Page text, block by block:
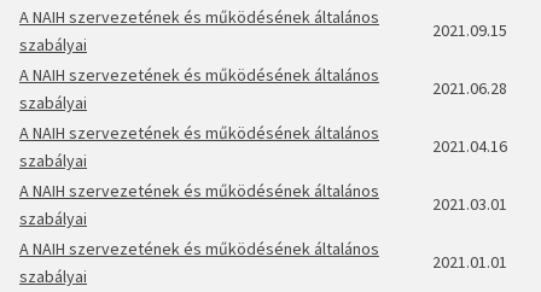
A NAIH szervezetének és működésének általános
szabályai
2021.09.15
A NAIH szervezetének és működésének általános
szabályai
2021.06.28
A NAIH szervezetének és működésének általános
szabályai
2021.04.16
A NAIH szervezetének és működésének általános
szabályai
2021.03.01
A NAIH szervezetének és működésének általános
szabályai
2021.01.01